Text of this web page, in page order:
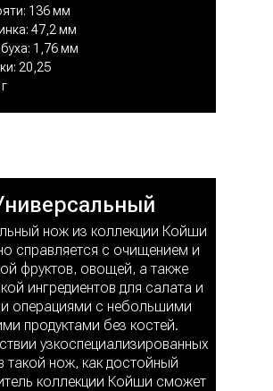
136 мм
47,2 мм
1,76 мм
20,25
нож из коллекции Койши
справляется с очищением и
фруктов, овощей, а также
ингредиентов для салата и
операциями с небольшими
продуктами без костей.
узкоспециализированных
такой нож, как достойный
коллекции Койши сможет